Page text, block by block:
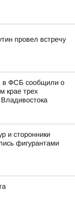
провел встречу
в ФСБ сообщили о
крае трех
и сторонники
фигурантами